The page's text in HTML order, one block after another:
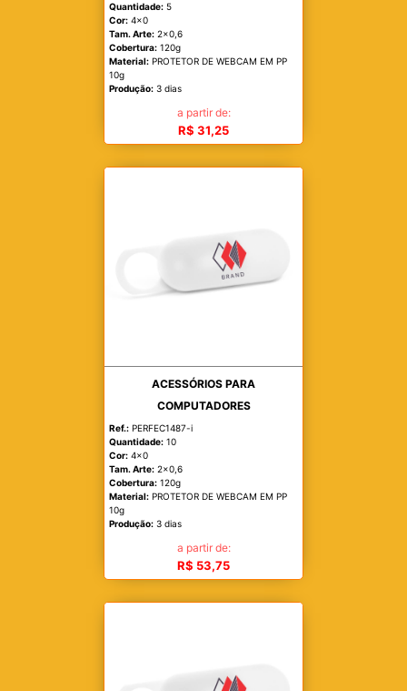
Quantidade: 5
Cor: 4x0
Tam. Arte: 2x0,6
Cobertura: 120g
Material: PROTETOR DE WEBCAM EM PP
10g
Produção: 3 dias
a partir de:
R$ 31,25
ACESSÓRIOS PARA
COMPUTADORES
Ref.: PERFEC1487-i
Quantidade: 10
Cor: 4x0
Tam. Arte: 2x0,6
Cobertura: 120g
Material: PROTETOR DE WEBCAM EM PP
10g
Produção: 3 dias
a partir de:
R$ 53,75